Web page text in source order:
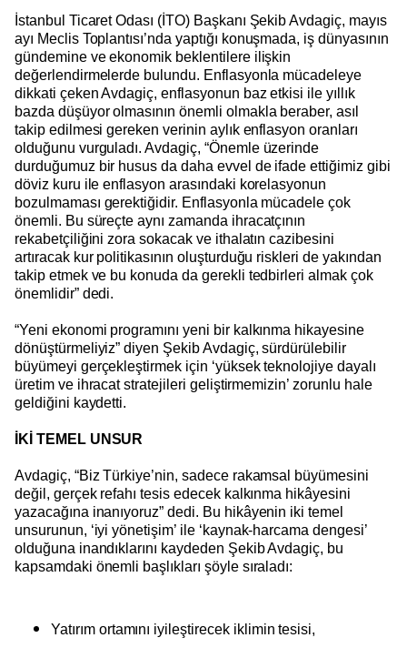
İstanbul Ticaret Odası (İTO) Başkanı Şekib Avdagiç, mayıs
ayı Meclis Toplantısı’nda yaptığı konuşmada, iş dünyasının
gündemine ve ekonomik beklentilere ilişkin
değerlendirmelerde bulundu. Enflasyonla mücadeleye
dikkati çeken Avdagiç, enflasyonun baz etkisi ile yıllık
bazda düşüyor olmasının önemli olmakla beraber, asıl
takip edilmesi gereken verinin aylık enflasyon oranları
olduğunu vurguladı. Avdagiç, “Önemle üzerinde
durduğumuz bir husus da daha evvel de ifade ettiğimiz gibi
döviz kuru ile enflasyon arasındaki korelasyonun
bozulmaması gerektiğidir. Enflasyonla mücadele çok
önemli. Bu süreçte aynı zamanda ihracatçının
rekabetçiliğini zora sokacak ve ithalatın cazibesini
artıracak kur politikasının oluşturduğu riskleri de yakından
takip etmek ve bu konuda da gerekli tedbirleri almak çok
önemlidir” dedi.
“Yeni ekonomi programını yeni bir kalkınma hikayesine
dönüştürmeliyiz” diyen Şekib Avdagiç, sürdürülebilir
büyümeyi gerçekleştirmek için ‘yüksek teknolojiye dayalı
üretim ve ihracat stratejileri geliştirmemizin’ zorunlu hale
geldiğini kaydetti.
İKİ TEMEL UNSUR
Avdagiç, “Biz Türkiye’nin, sadece rakamsal büyümesini
değil, gerçek refahı tesis edecek kalkınma hikâyesini
yazacağına inanıyoruz” dedi. Bu hikâyenin iki temel
unsurunun, ‘iyi yönetişim’ ile ‘kaynak-harcama dengesi’
olduğuna inandıklarını kaydeden Şekib Avdagiç, bu
kapsamdaki önemli başlıkları şöyle sıraladı:
Yatırım ortamını iyileştirecek iklimin tesisi,